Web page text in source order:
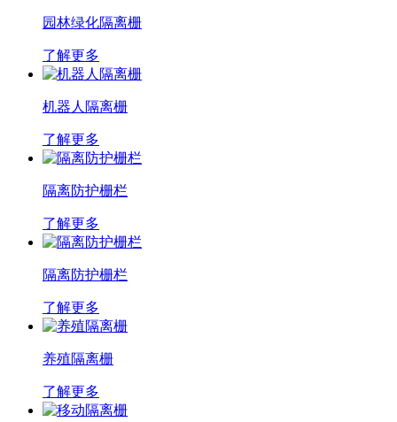
园林绿化隔离栅
了解更多
机器人隔离栅
了解更多
隔离防护栅栏
了解更多
隔离防护栅栏
了解更多
养殖隔离栅
了解更多